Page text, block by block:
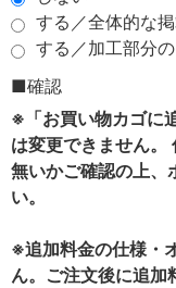
する／全体的な
する／加工部分
■確認
※「お買い物カゴに
は変更できません。
無いかご確認の上、
い。
※追加料金の仕様・
ん。ご注文後に追加